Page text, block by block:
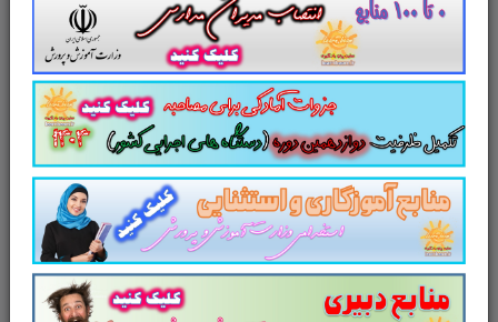
لینک دانلود
تست کتاباندازه گيري سنجش
و ارزشيابي در تربيت بدني
کاری از سایت پرتو یادگیری